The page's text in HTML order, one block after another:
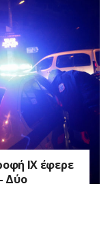
ΙΧ έφερε
Δύο